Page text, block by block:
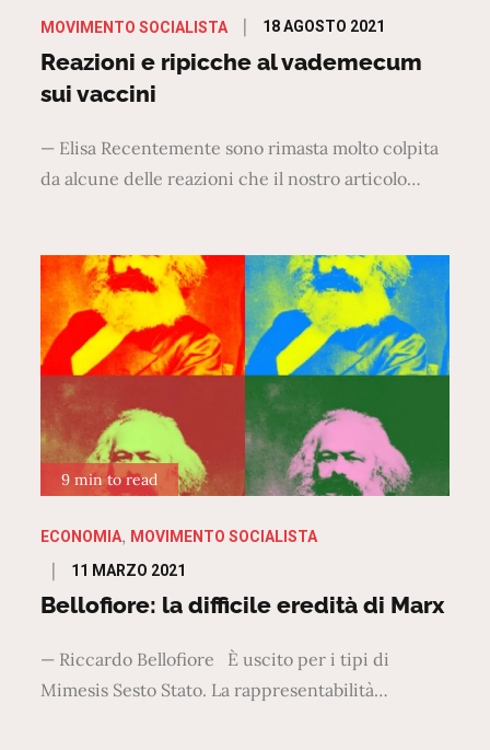
MOVIMENTO SOCIALISTA
Posted
on
18 AGOSTO 2021
Reazioni e ripicche al vademecum
sui vaccini
— Elisa Recentemente sono rimasta molto colpita
da alcune delle reazioni che il nostro articolo…
9 min to read
ECONOMIA MOVIMENTO SOCIALISTA
Posted
on
11 MARZO 2021
Bellofiore: la difficile eredità di Marx
— Riccardo Bellofiore È uscito per i tipi di
Mimesis Sesto Stato. La rappresentabilità…